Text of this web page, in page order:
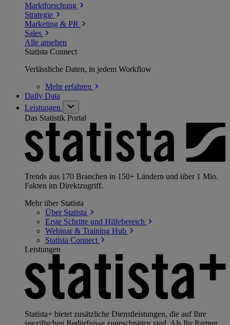
Marktforschung
Strategie
Marketing & PR
Sales
Alle ansehen
Statista Connect
Verlässliche Daten, in jedem Workflow
Mehrerfahren
Daily Data
Leistungen
Das Statistik Portal
Trends aus 170 Branchen in 150+ Ländern und über 1 Mio.
Fakten im Direktzugriff.
Mehr über Statista
Über Statista
Erste Schritte und Hilfebereich
Webinar & Training Hub
Statista Connect
Leistungen
Statista+ bietet zusätzliche Dienstleistungen, die auf Ihre
spezifischen Bedürfnisse zugeschnitten sind. Als Ihr Partner